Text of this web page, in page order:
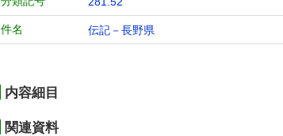
件名 伝記－長野県
内容細目
関連資料